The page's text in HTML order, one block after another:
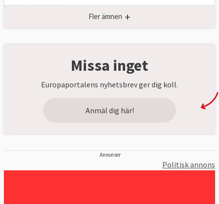
Fler ämnen +
Missa inget
Europaportalens nyhetsbrev ger dig koll.
Anmäl dig här!
Annonser
Politisk annons